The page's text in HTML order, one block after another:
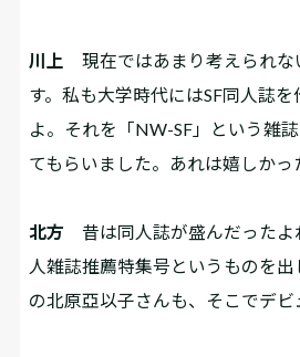
川上
現在ではあまり考えられな
す。私も大学時代にはSF同人誌
よ。それを「NW-SF」という雑
てもらいました。あれは嬉しかっ
北方 昔は同人誌が盛んだったよ
人雑誌推薦特集号というものを
の北原亞以子さんも、そこでデビ